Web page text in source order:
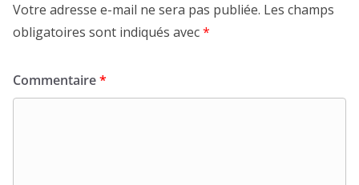
Votre adresse e-mail ne sera pas publiée. Les champs
obligatoires sont indiqués avec*
Commentaire*